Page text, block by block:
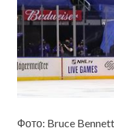
Фото: Bruce